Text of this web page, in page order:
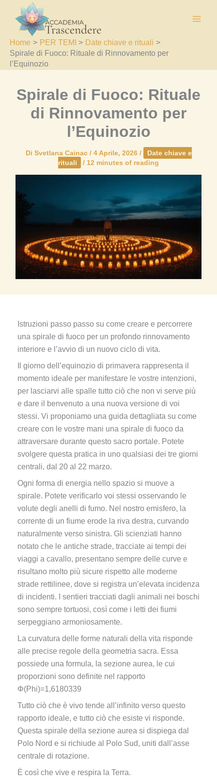
contenuto
Home
PER TEMI
Date chiave e rituali
Spirale di Fuoco: Rituale di Rinnovamento per
l’Equinozio
Spirale di Fuoco: Rituale
di Rinnovamento per
l’Equinozio
Di Svetlana Cainac / 4 Aprile, 2026 /
Date chiave e
rituali
/ 12 minutes of reading
Istruzioni passo passo su come creare e percorrere
una spirale di fuoco per un profondo rinnovamento
interiore e l’avvio di un nuovo ciclo di vita.
Il giorno dell’equinozio di primavera rappresenta il
momento ideale per manifestare le vostre intenzioni,
per lasciarvi alle spalle tutto ciò che non vi serve più
e dare il benvenuto a una nuova versione di voi
stessi. Vi proponiamo una guida dettagliata su come
creare con le vostre mani una spirale di fuoco da
attraversare durante questo sacro portale. Potete
svolgere questa pratica in uno qualsiasi dei tre giorni
centrali, dal 20 al 22 marzo.
Ogni forma di energia nello spazio si muove a
spirale. Potete verificarlo voi stessi osservando le
volute degli anelli di fumo. Nel nostro emisfero, la
corrente di un fiume erode la riva destra, curvando
naturalmente verso sinistra. Gli scienziati hanno
notato che le antiche strade, tracciate ai tempi dei
viaggi a cavallo, presentano sempre delle curve e
risultano molto più sicure rispetto alle moderne
strade rettilinee, dove si registra un’elevata incidenza
di incidenti. I sentieri tracciati dagli animali nei boschi
sono sempre tortuosi, così come i letti dei fiumi
serpeggiano armoniosamente.
La curvatura delle forme naturali della vita risponde
alle precise regole della geometria sacra. Essa
possiede una formula, la sezione aurea, le cui
proporzioni sono definite nel rapporto
Φ(Phi)=1,6180339
Tutto ciò che è vivo tende all’infinito verso questo
rapporto ideale, e tutto ciò che esiste vi risponde.
Questa spirale della sezione aurea si dispiega dal
Polo Nord e si richiude al Polo Sud, uniti dall’asse
centrale di rotazione.
È così che vive e respira la Terra.